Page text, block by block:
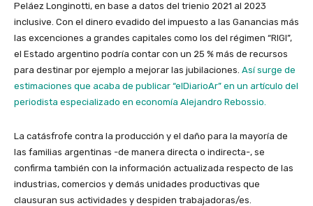
Peláez Longinotti, en base a datos del trienio 2021 al 2023
inclusive. Con el dinero evadido del impuesto a las Ganancias más
las excenciones a grandes capitales como los del régimen “RIGI”,
el Estado argentino podría contar con un 25 % más de recursos
para destinar por ejemplo a mejorar las jubilaciones. Así surge de
estimaciones que acaba de publicar “elDiarioAr” en un artículo del
periodista especializado en economía Alejandro Rebossio.
La catásfrofe contra la producción y el daño para la mayoría de
las familias argentinas -de manera directa o indirecta-, se
confirma también con la información actualizada respecto de las
industrias, comercios y demás unidades productivas que
clausuran sus actividades y despiden trabajadoras/es.